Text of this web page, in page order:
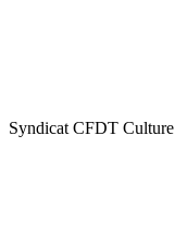
Syndicat CFDT Culture